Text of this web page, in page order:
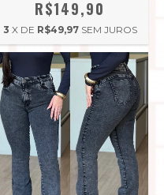
R$149,90
3 X DE R$49,97 SEM JUROS